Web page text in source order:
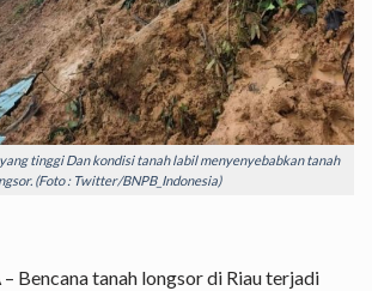
tinggi Dan kondisi tanah labil menyenyebabkan tanah
(Foto : Twitter/BNPB_Indonesia)
– Bencana tanah longsor di Riau terjadi